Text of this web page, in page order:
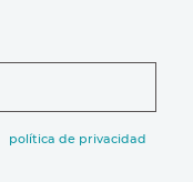
política de privacidad